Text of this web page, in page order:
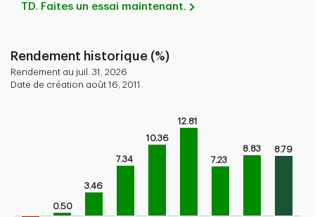
TD. Faites un essai maintenant.
Rendement historique (%)
Rendement au juil. 31, 2026
Date de création août 16, 2011
Bar chart for historical performance of the fund
The chart has 1 X axis displaying categories.
0.50
3.46
7.34
10.36
12.81
7.23
8.83 8.79